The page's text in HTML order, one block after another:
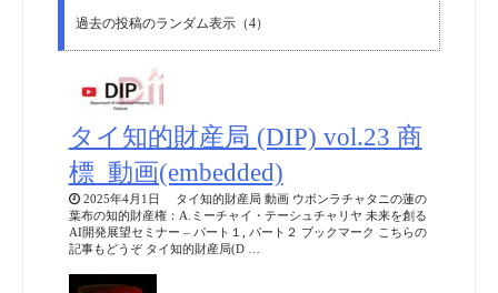
過去の投稿のランダム表示（4）
タイ知的財産局 (DIP) vol.23 商
標_動画(embedded)
2025年4月1日 タイ知的財産局 動画 ウボンラチャタニの蓮の
葉布の知的財産権：A.ミーチャイ・テーシュチャリヤ 未来を創る
AI開発展望セミナー – パート１, パート２ ブックマーク こちらの
記事もどうぞ タイ知的財産局(D …